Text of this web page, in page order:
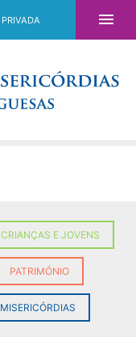

CRIANÇAS E JOVENS
PATRIMÓNIO
MISERICÓRDIAS